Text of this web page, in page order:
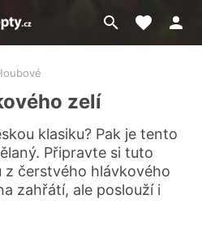
Přejít
na
Moje
zelí
klasiku? Pak je tento
Připravte si tuto
z čerstvého hlávkového
zahřátí, ale poslouží i